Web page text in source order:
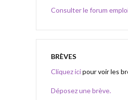
Consulter le forum
BRÈVES
Cliquez icipour voir les
Déposez une brève.